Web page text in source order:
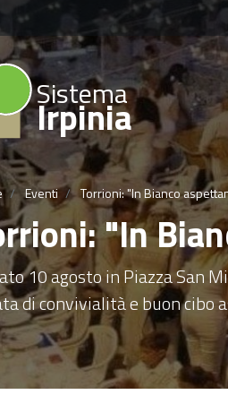
Sistema
Irpinia
Eventi Torrioni: "In Bianco
"In
10 agosto in Piazza San
di convivialità e buon cibo